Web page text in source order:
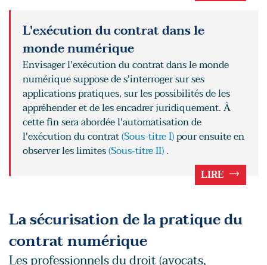
L'exécution du contrat dans le
monde numérique
Envisager l'exécution du contrat dans le monde
numérique suppose de s'interroger sur ses
applications pratiques, sur les possibilités de les
appréhender et de les encadrer juridiquement. À
cette fin sera abordée l'automatisation de
l'exécution du contrat(Sous-titre I)pour ensuite en
observer les limites(Sous-titre II).
LIRE
La sécurisation de la pratique du
contrat numérique
Les professionnels du droit (avocats,